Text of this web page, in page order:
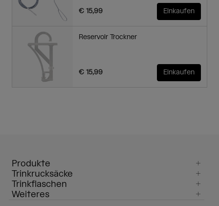
€ 15,99 Einkaufen
Reservoir Trockner
€ 15,99 Einkaufen
Produkte
Trinkrucksäcke
Trinkflaschen
Weiteres